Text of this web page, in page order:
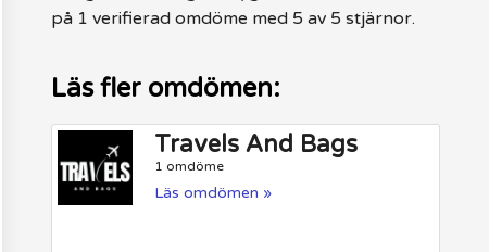
på 1 verifierad omdöme med 5 av 5 stjärnor.
Läs fler omdömen:
Travels And Bags
1 omdöme
Läs omdömen »